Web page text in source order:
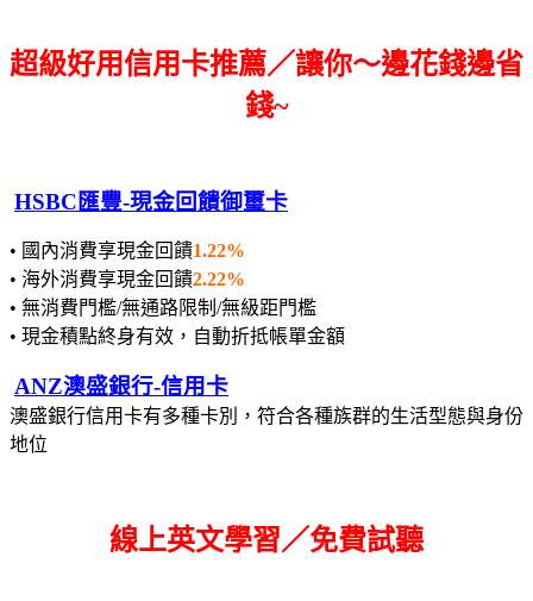
超級好用信用卡推薦／讓你～邊花錢邊省
錢~
HSBC匯豐-現金回饋御璽卡
• 國內消費享現金回饋1.22%
• 海外消費享現金回饋2.22%
• 無消費門檻/無通路限制/無級距門檻
• 現金積點終身有效，自動折抵帳單金額
ANZ澳盛銀行-信用卡
澳盛銀行信用卡有多種卡別，符合各種族群的生活型態與身份
地位
線上英文學習／免費試聽